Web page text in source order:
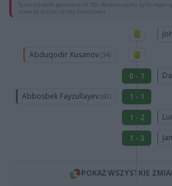
Tylko dla osób pełnoletnich 18+. Reklamujemy tylko
stwarza ryzyko straty finansowej.
Abduqodir Xusanov(34)
0 - 1
Abbosbek Fayzullayev(60)
1 - 1
1 - 2
1 - 3
POKAŻ WSZYSTKIE